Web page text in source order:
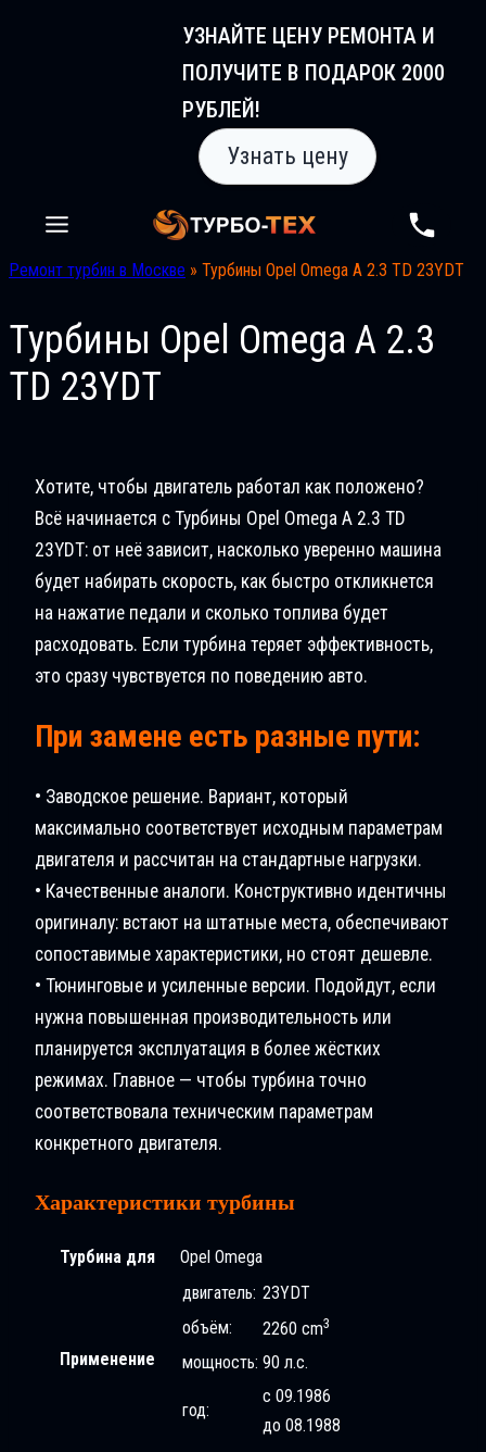
УЗНАЙТЕ ЦЕНУ РЕМОНТА И
ПОЛУЧИТЕ В ПОДАРОК 2000
РУБЛЕЙ!
Узнать цену
Ремонт турбин в Москве » Турбины Opel Omega A 2.3 TD 23YDT
Турбины Opel Omega A 2.3
TD 23YDT
Хотите, чтобы двигатель работал как положено?
Всё начинается с Турбины Opel Omega A 2.3 TD
23YDT: от неё зависит, насколько уверенно машина
будет набирать скорость, как быстро откликнется
на нажатие педали и сколько топлива будет
расходовать. Если турбина теряет эффективность,
это сразу чувствуется по поведению авто.
При замене есть разные пути:
• Заводское решение. Вариант, который
максимально соответствует исходным параметрам
двигателя и рассчитан на стандартные нагрузки.
• Качественные аналоги. Конструктивно идентичны
оригиналу: встают на штатные места, обеспечивают
сопоставимые характеристики, но стоят дешевле.
• Тюнинговые и усиленные версии. Подойдут, если
нужна повышенная производительность или
планируется эксплуатация в более жёстких
режимах. Главное — чтобы турбина точно
соответствовала техническим параметрам
конкретного двигателя.
Характеристики турбины
Турбина для Opel Omega
Применение
двигатель: 23YDT
объём:
2260 cm3
мощность: 90 л.с.
год:
с 09.1986
до 08.1988